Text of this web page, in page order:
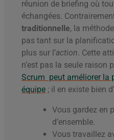
réunion de briefing où
échangées.
traditionnelle, la méthode
pas tant sur la
plus sur l’action. Cette
n’est pas la seule raison
Scrum peut améliorer la
équipe ; il en existe bien
Vous gardez en
d’ensemble.
Vous travaillez